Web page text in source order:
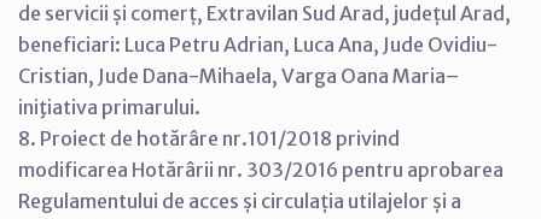
de servicii și comerț, Extravilan Sud Arad, județul Arad,
beneficiari: Luca Petru Adrian, Luca Ana, Jude Ovidiu-
Cristian, Jude Dana-Mihaela, Varga Oana Maria–
iniţiativa primarului.
8. Proiect de hotărâre nr.101/2018 privind
modificarea Hotărârii nr. 303/2016 pentru aprobarea
Regulamentului de acces și circulația utilajelor și a